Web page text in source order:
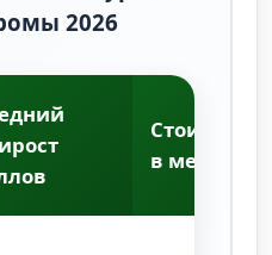
2026
Стоимость
в месяц